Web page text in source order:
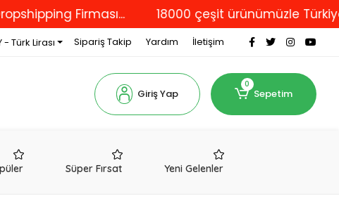
Firması... 18000 çeşit ürünümüzle
- Türk Lirası Sipariş Takip Yardım İletişim
Giriş Yap
0
Sepetim
Süper Fırsat Yeni Gelenler